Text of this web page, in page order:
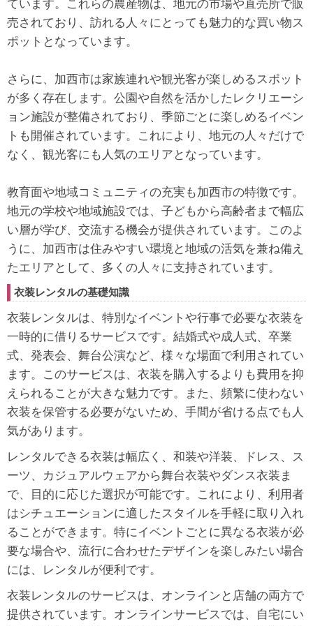
ています。これらの農産物は、地元の市場や直売所で販
売されており、訪れる人々にとっても魅力的な買い物ス
ポットとなっています。
さらに、加西市は家族連れや観光客が楽しめるスポット
が多く存在します。公園や自然を活かしたレクリエーシ
ョン施設が整備されており、季節ごとに楽しめるイベン
トも開催されています。これにより、地元の人々だけで
なく、観光客にも人気のエリアとなっています。
教育面や地域コミュニティの充実も加西市の特徴です。
地元の学校や地域施設では、子どもから高齢者まで幅広
い層が学び、交流する機会が提供されています。このよ
うに、加西市は住みやすい環境と地域の活気を兼ね備え
たエリアとして、多くの人々に支持されています。
衣装レンタルの基礎知識
衣装レンタルは、特別なイベントや行事で必要な衣装を
一時的に借りるサービスです。結婚式や成人式、卒業
式、発表会、舞台公演など、様々な場面で利用されてい
ます。このサービスは、衣装を購入するよりも費用を抑
えられることが大きな魅力です。また、頻繁に使わない
衣装を保管する必要がないため、手間が省ける点でも人
気があります。
レンタルできる衣装は幅広く、和装や洋装、ドレス、ス
ーツ、カジュアルウェアから舞台衣装やダンス衣装ま
で、目的に応じた選択が可能です。これにより、利用者
はシチュエーションに適したスタイルを手軽に取り入れ
ることができます。特にイベントごとに異なる衣装が必
要な場合や、流行に合わせたデザインを楽しみたい場合
には、レンタルが便利です。
衣装レンタルのサービスは、オンラインと店舗の両方で
提供されています。オンラインサービスでは、自宅にい